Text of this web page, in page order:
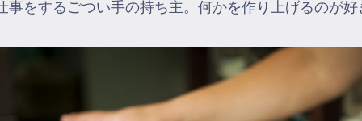
事をするごつい手の持ち主。何かを作り上げるのが好